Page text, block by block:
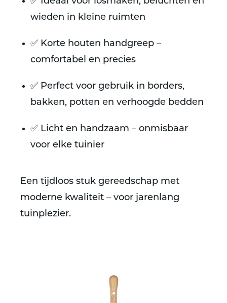
wieden in kleine ruimten
✅ Korte houten handgreep –
comfortabel en precies
✅ Perfect voor gebruik in borders,
bakken, potten en verhoogde bedden
✅ Licht en handzaam – onmisbaar
voor elke tuinier
Een tijdloos stuk gereedschap met
moderne kwaliteit – voor jarenlang
tuinplezier.